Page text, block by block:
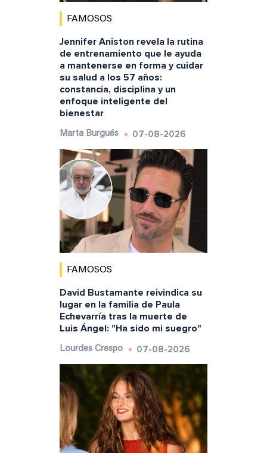
FAMOSOS
Jennifer Aniston revela la rutina
de entrenamiento que le ayuda
a mantenerse en forma y cuidar
su salud a los 57 años:
constancia, disciplina y un
enfoque inteligente del
bienestar
Marta Burgués 07-08-2026
FAMOSOS
David Bustamante reivindica su
lugar en la familia de Paula
Echevarría tras la muerte de
Luis Ángel: "Ha sido mi suegro"
Lourdes Crespo 07-08-2026